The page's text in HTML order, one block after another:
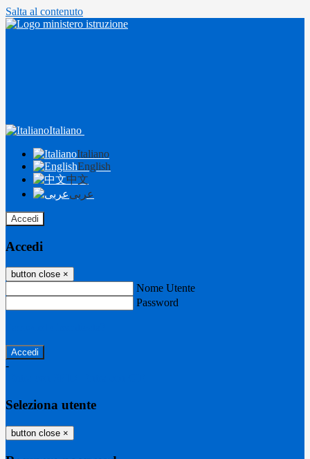
Salta al contenuto
Italiano
Italiano
English
中文
عربى
Accedi
Accedi
button close ×
Nome Utente
Password
-
Seleziona utente
button close ×